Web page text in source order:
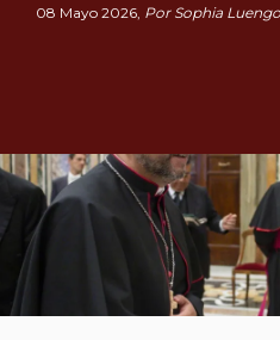
08 Mayo 2026, Por Sophia